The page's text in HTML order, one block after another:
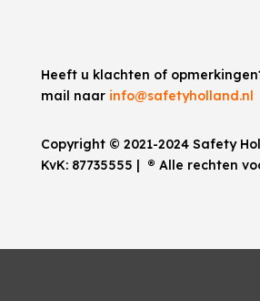
Heeft u klachten of
mail naar info@safetyholland.nl
Copyright © 2021-2024 Safety
KvK: 87735555 | ® Alle rechten